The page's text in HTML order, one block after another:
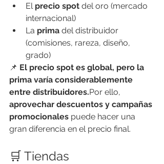
El precio spot del oro (mercado
internacional)
La prima del distribuidor
(comisiones, rareza, diseño,
grado)
📌 El precio spot es global, pero la
prima varía considerablemente
entre distribuidores.Por ello,
aprovechar descuentos y campañas
promocionales puede hacer una
gran diferencia en el precio final.
🛒 Tiendas